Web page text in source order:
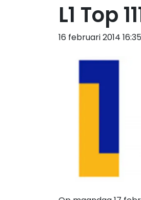
L1 Top
16 februari 2014 16:35